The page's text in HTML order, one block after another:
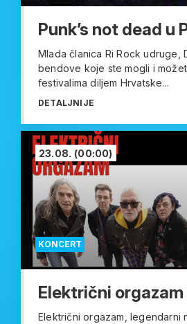
Punk’s not dead u
Mlada članica Ri Rock udruge,
bendove koje ste mogli i
festivalima diljem Hrvatske...
DETALJNIJE
KONCERT
23.08. (00:00)
Električni
Električni orgazam, legendarni